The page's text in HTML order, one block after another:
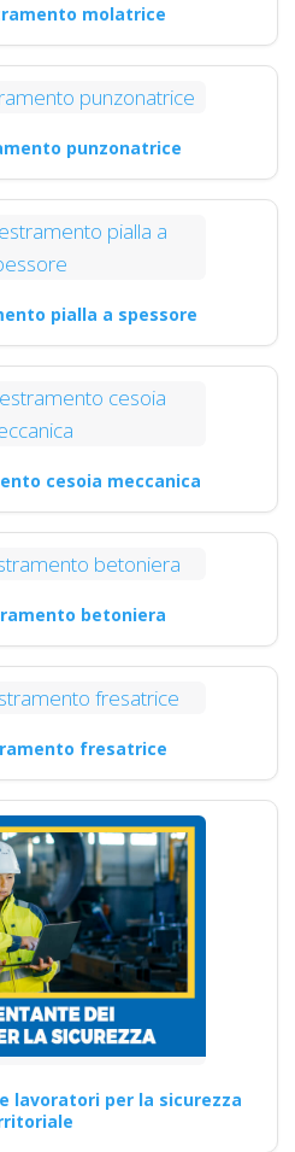
molatrice
punzonatrice
pialla a spessore
cesoia meccanica
betoniera
fresatrice
lavoratori per la sicurezza